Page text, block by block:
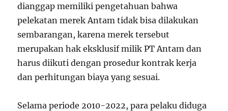
dianggap memiliki pengetahuan bahwa
pelekatan merek Antam tidak bisa dilakukan
sembarangan, karena merek tersebut
merupakan hak eksklusif milik PT Antam dan
harus diikuti dengan prosedur kontrak kerja
dan perhitungan biaya yang sesuai.
Selama periode 2010-2022, para pelaku diduga